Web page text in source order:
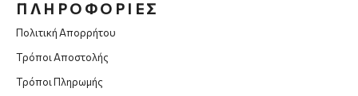
ΠΛΗΡΟΦΟΡΙΕΣ
Πολιτική Απορρήτου
Τρόποι Αποστολής
Τρόποι Πληρωμής